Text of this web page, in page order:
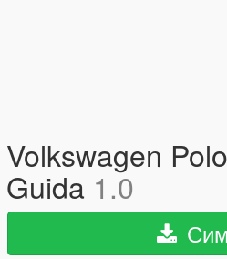
Volkswagen
Guida 1.0